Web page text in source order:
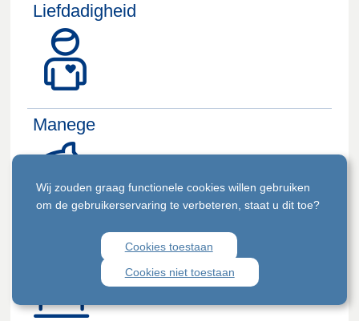
Wij zouden graag functionele cookies willen gebruiken
om de gebruikerservaring te verbeteren, staat u dit toe?
Cookies toestaan
Cookies niet toestaan
Liefdadigheid
Manege
Marktgelden